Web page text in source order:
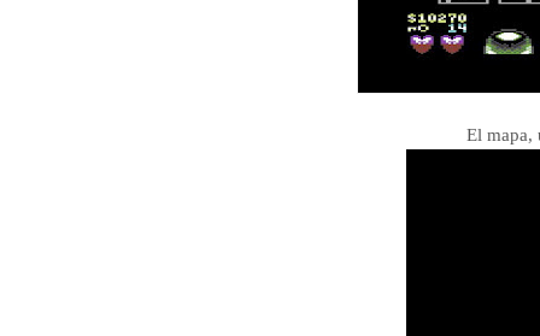
El mapa,